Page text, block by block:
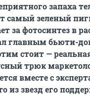
запаха
самый зеленый
за фотосинтез в
главным бьюти-
стоит —
трюк
вместе с
из звезд его